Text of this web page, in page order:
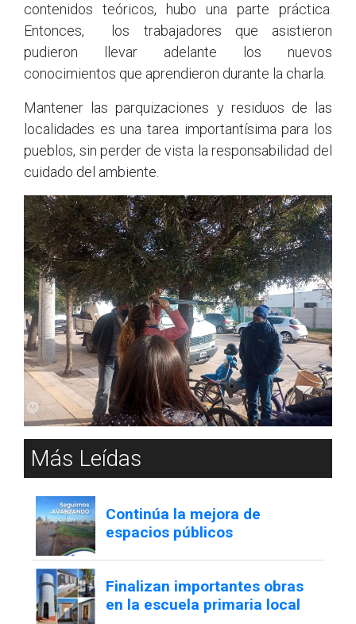
contenidos teóricos, hubo una parte práctica.
Entonces, los trabajadores que asistieron
pudieron llevar adelante los nuevos
conocimientos que aprendieron durante la charla.
Mantener las parquizaciones y residuos de las
localidades es una tarea importantísima para los
pueblos, sin perder de vista la responsabilidad del
cuidado del ambiente.
Más Leídas